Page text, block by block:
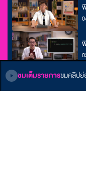
ชมเต็มรายการชมคลิป